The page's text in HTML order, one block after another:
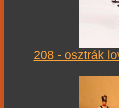
208 - osztrák